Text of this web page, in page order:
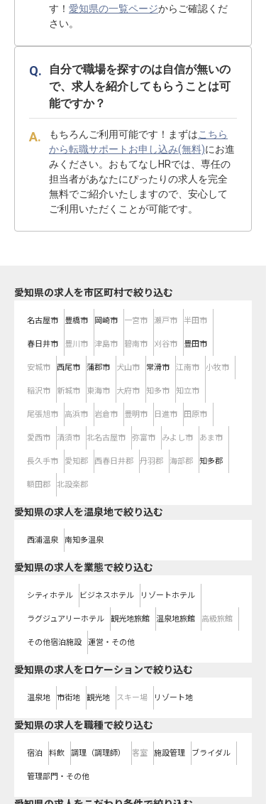
す！ 愛知県の一覧ページからご確認くだ
さい。
自分で職場を探すのは自信が無いの
で、求人を紹介してもらうことは可
能ですか？
もちろんご利用可能です！まずはこちら
から転職サポートお申し込み(無料)にお進
みください。おもてなしHRでは、専任の
担当者があなたにぴったりの求人を完全
無料でご紹介いたしますので、安心して
ご利用いただくことが可能です。
愛知県の求人を市区町村で絞り込む
名古屋市 豊橋市 岡崎市 一宮市 瀬戸市 半田市
春日井市 豊川市 津島市 碧南市 刈谷市 豊田市
安城市 西尾市 蒲郡市 犬山市 常滑市 江南市 小牧市
稲沢市 新城市 東海市 大府市 知多市 知立市
尾張旭市 高浜市 岩倉市 豊明市 日進市 田原市
愛西市 清須市 北名古屋市 弥富市 みよし市 あま市
長久手市 愛知郡 西春日井郡 丹羽郡 海部郡 知多郡
額田郡 北設楽郡
愛知県の求人を温泉地で絞り込む
西浦温泉 南知多温泉
愛知県の求人を業態で絞り込む
シティホテル ビジネスホテル リゾートホテル
ラグジュアリーホテル 観光地旅館 温泉地旅館 高級旅館
その他宿泊施設 運営・その他
愛知県の求人をロケーションで絞り込む
温泉地 市街地 観光地 スキー場 リゾート地
愛知県の求人を職種で絞り込む
宿泊 料飲 調理（調理師） 客室 施設管理 ブライダル
管理部門・その他